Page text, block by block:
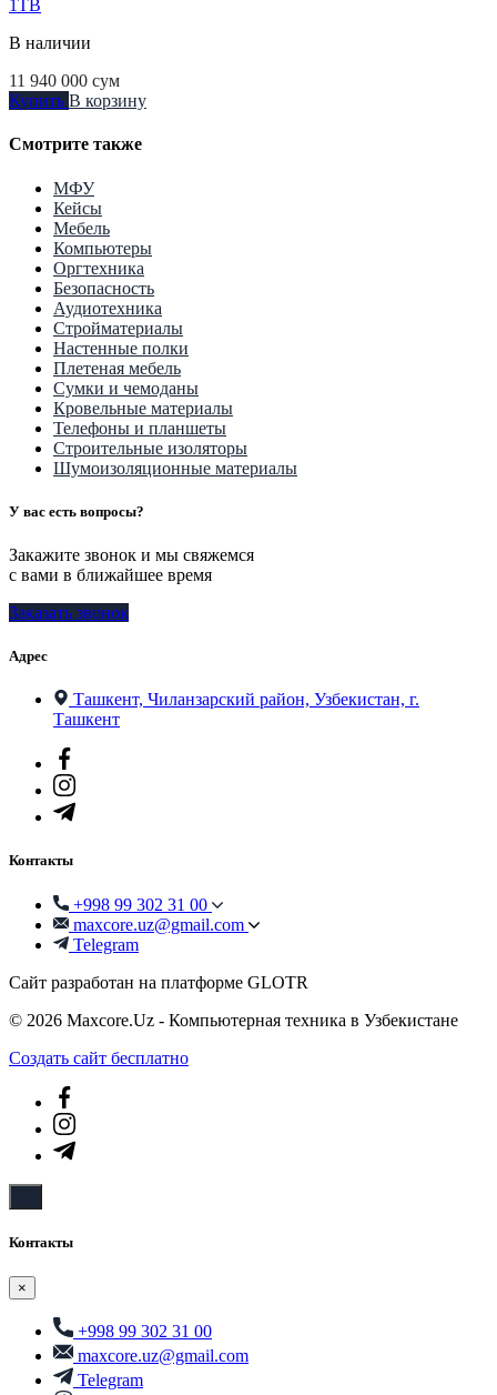
1TB
В наличии
11 940 000 сум
Купить В корзину
Смотрите также
МФУ
Кейсы
Мебель
Компьютеры
Оргтехника
Безопасность
Аудиотехника
Стройматериалы
Настенные полки
Плетеная мебель
Сумки и чемоданы
Кровельные материалы
Телефоны и планшеты
Строительные изоляторы
Шумоизоляционные материалы
У вас есть вопросы?
Закажите звонок и мы свяжемся
с вами в ближайшее время
Заказать звонок
Адрес
Ташкент, Чиланзарский район, Узбекистан, г.
Ташкент
Контакты
+998 99 302 31 00
maxcore.uz@gmail.com
Telegram
Сайт разработан на платформе GLOTR
© 2026 Maxcore.Uz - Компьютерная техника в Узбекистане
Создать cайт бесплатно
Контакты
×
+998 99 302 31 00
maxcore.uz@gmail.com
Telegram